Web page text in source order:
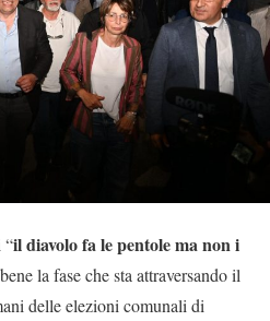
“il diavolo fa le pentole ma non i
la fase che sta attraversando il
delle elezioni comunali di